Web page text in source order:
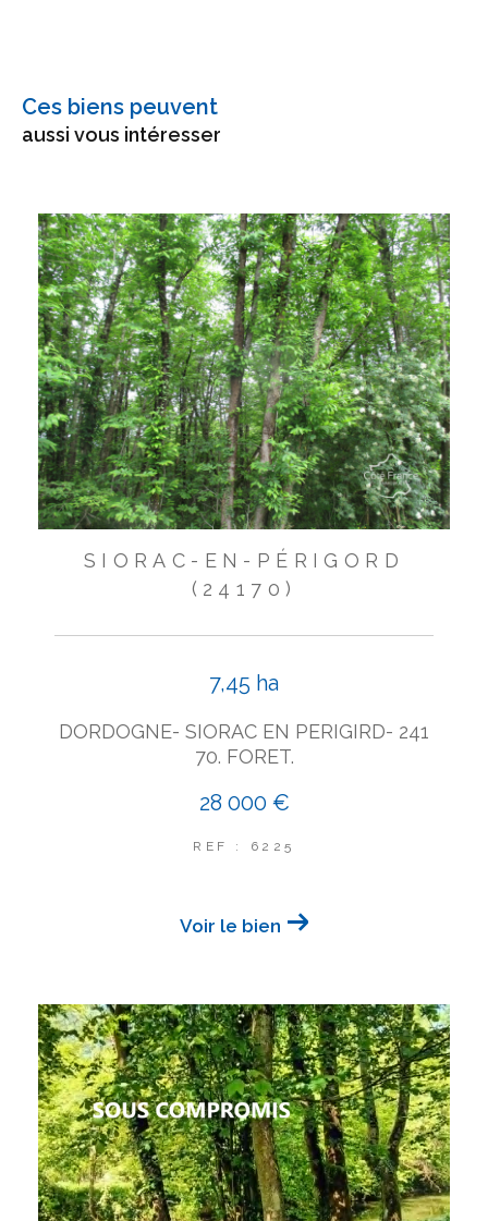
Ces biens peuvent
aussi vous intéresser
SIORAC-EN-PÉRIGORD
(24170)
7,45 ha
DORDOGNE- SIORAC EN PERIGIRD- 241
70. FORET.
28 000 €
REF : 6225
Voir le bien